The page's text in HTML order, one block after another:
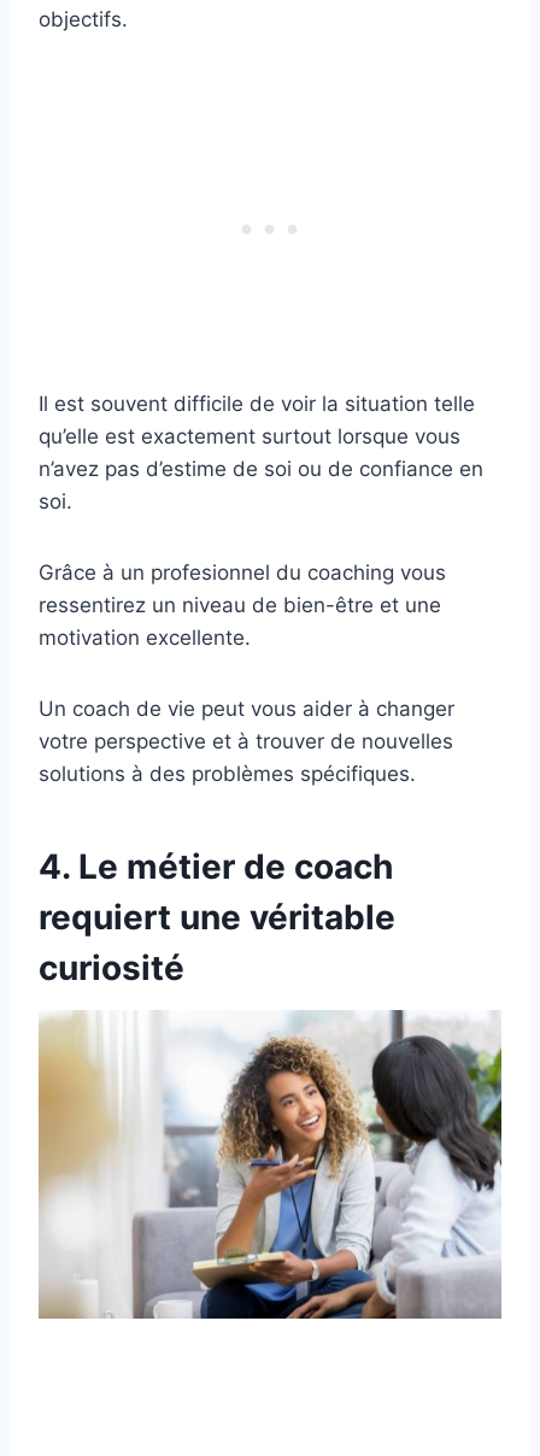
objectifs.
Il est souvent difficile de voir la situation telle
qu’elle est exactement surtout lorsque vous
n’avez pas d’estime de soi ou de confiance en
soi.
Grâce à un profesionnel du coaching vous
ressentirez un niveau de bien-être et une
motivation excellente.
Un coach de vie peut vous aider à changer
votre perspective et à trouver de nouvelles
solutions à des problèmes spécifiques.
4. Le métier de coach
requiert une véritable
curiosité